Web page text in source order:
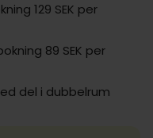
129 SEK per
89 SEK per
del i dubbelrum